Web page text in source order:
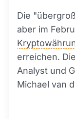
Die
aber im
erreichen.
Analyst und
Michael van